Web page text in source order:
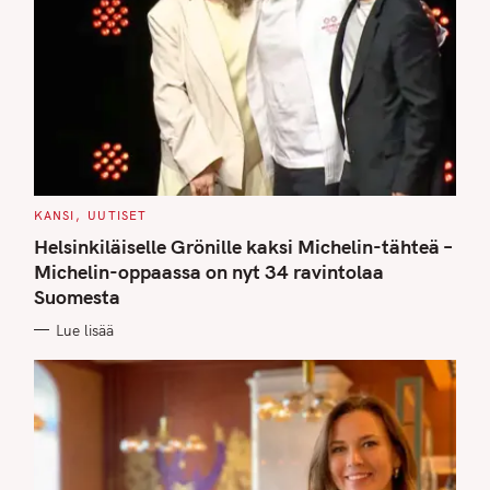
C
T
E
G
O
R
I
S
KANSI UUTISET
Helsinkiläiselle Grönille kaksi Michelin-tähteä –
Michelin-oppaassa on nyt 34 ravintolaa
Suomesta
Lue lisää